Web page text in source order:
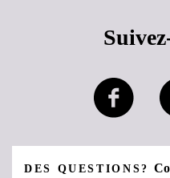
DES QUESTIONS?